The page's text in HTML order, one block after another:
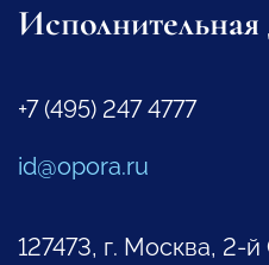
+7 (495) 247 4777
id@opora.ru
127473, г. Москва, 2-